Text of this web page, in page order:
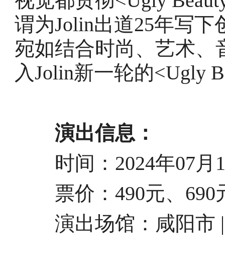
谓为Jolin出道25年写
宛如结合时尚、艺术、
入Jolin新一轮的<Ugly
演出信息：
时间：2024年07月
票价：490元、690
演出场馆： 咸阳市